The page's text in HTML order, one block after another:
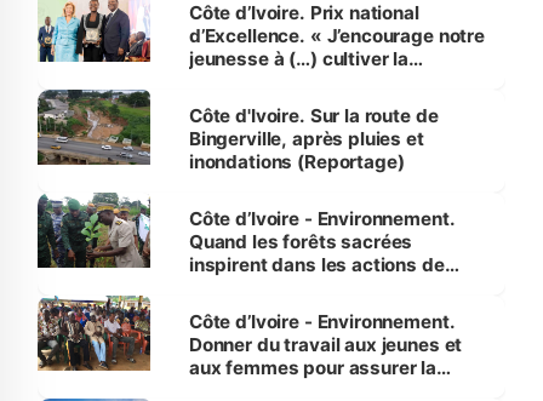
Côte d’Ivoire. Prix national
d’Excellence. « J’encourage notre
jeunesse à (…) cultiver la
(Alassane Ouattara
Côte d'Ivoire. Sur la route de
Bingerville, après pluies et
inondations (Reportage)
Côte d’Ivoire - Environnement.
Quand les forêts sacrées
inspirent dans les actions de
Côte d’Ivoire - Environnement.
Donner du travail aux jeunes et
aux femmes pour assurer la